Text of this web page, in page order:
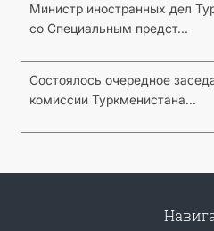
Министр иностранных дел
со Специальным предст...
Состоялось очередное
комиссии Туркменистана...